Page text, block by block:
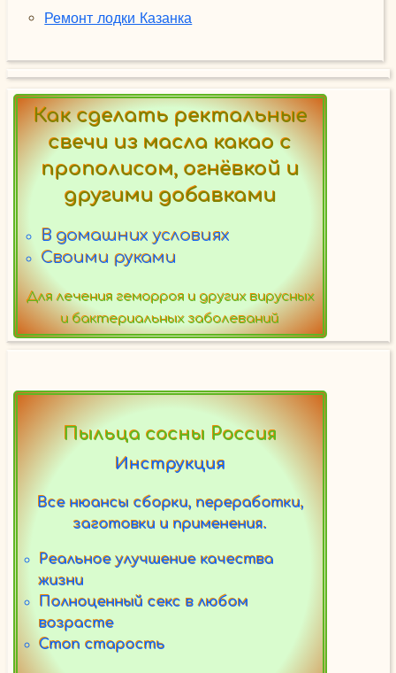
Ремонт лодки Казанка
Как сделать ректальные
свечи из масла какао с
прополисом, огнёвкой и
другими добавками
В домашних условиях
Своими руками
Для лечения геморроя и других вирусных
и бактериальных заболеваний
Пыльца сосны Россия
Инструкция
Все нюансы сборки, переработки,
заготовки и применения.
Реальное улучшение качества
жизни
Полноценный секс в любом
возрасте
Стоп старость